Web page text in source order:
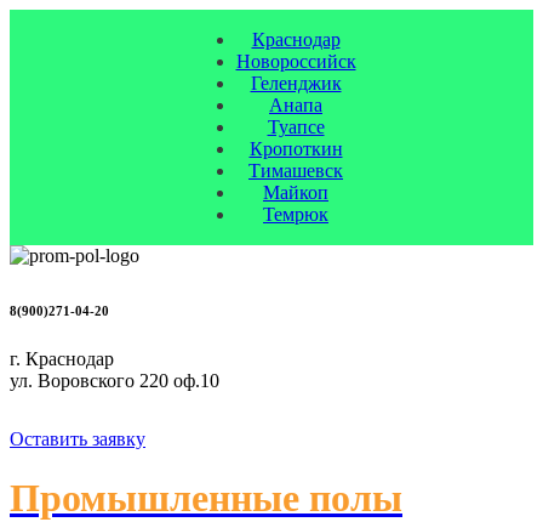
Краснодар
Новороссийск
Геленджик
Анапа
Туапсе
Кропоткин
Тимашевск
Майкоп
Темрюк
8(900)271-04-20
г. Краснодар
ул. Воровского 220 оф.10
Оставить заявку
Промышленные полы